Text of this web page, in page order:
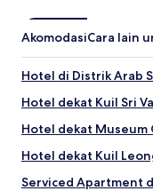
AkomodasiCara lain
Hotel di Distrik Arab
Hotel dekat Kuil Sri
Hotel dekat Museum
Hotel dekat Kuil
Serviced Apartment